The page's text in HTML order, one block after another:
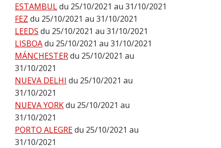
ESTAMBULdu 25/10/2021 au 31/10/2021
FEZ du 25/10/2021 au 31/10/2021
LEEDS du 25/10/2021 au 31/10/2021
LISBOAdu 25/10/2021 au 31/10/2021
MÁNCHESTERdu 25/10/2021 au
31/10/2021
NUEVA DELHI du 25/10/2021 au
31/10/2021
NUEVA YORKdu 25/10/2021 au
31/10/2021
PORTO ALEGREdu 25/10/2021 au
31/10/2021